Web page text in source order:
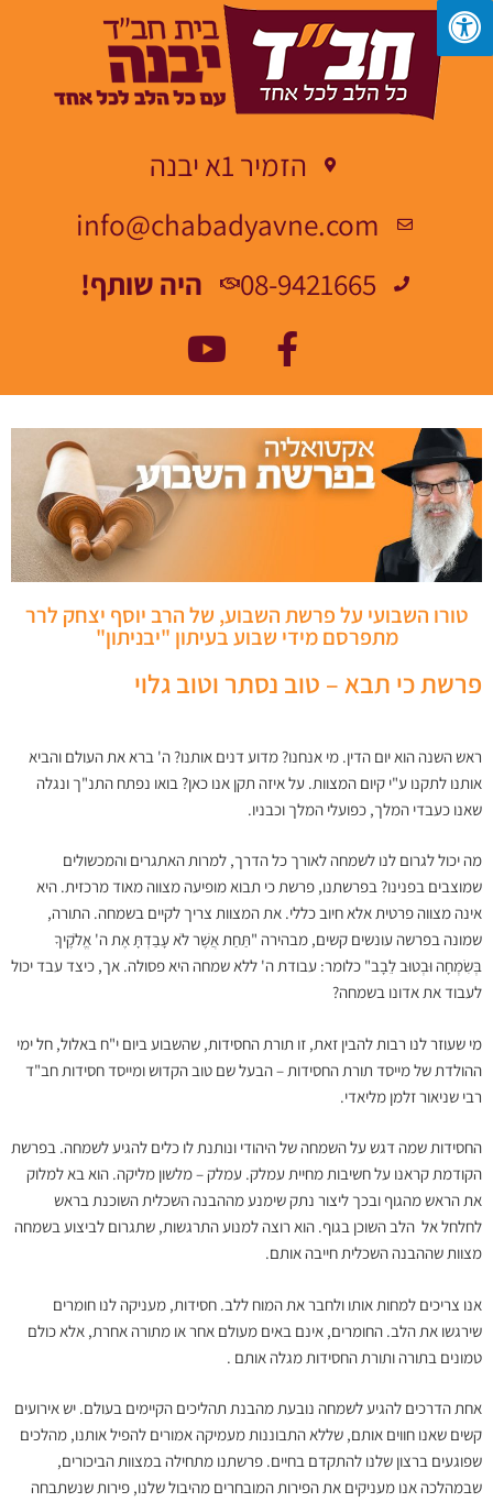
הזמיר 1א יבנה
info@chabadyavne.com
08-9421665
היה שותף!
טורו השבועי על פרשת השבוע, של הרב יוסף יצחק לרר
מתפרסם מידי שבוע בעיתון "יבניתון"
פרשת כי תבא – טוב נסתר וטוב גלוי
ראש השנה הוא יום הדין. מי אנחנו? מדוע דנים אותנו? ה' ברא את העולם והביא
אותנו לתקנו ע"י קיום המצוות. על איזה תקן אנו כאן? בואו נפתח התנ"ך ונגלה
שאנו כעבדי המלך, כפועלי המלך וכבניו.
מה יכול לגרום לנו לשמחה לאורך כל הדרך, למרות האתגרים והמכשולים
שמוצבים בפנינו? בפרשתנו, פרשת כי תבוא מופיעה מצווה מאוד מרכזית. היא
אינה מצווה פרטית אלא חיוב כללי. את המצוות צריך לקיים בשמחה. התורה,
שמונה בפרשה עונשים קשים, מבהירה "תַּחַת אֲשֶׁר לֹא עָבַדְתָּ אֶת ה' אֱלֹקֶיךָ
בְּשִׂמְחָה וּבְטוּב לֵבָב" כלומר: עבודת ה' ללא שמחה היא פסולה. אך, כיצד עבד יכול
לעבוד את אדונו בשמחה?
מי שעוזר לנו רבות להבין זאת, זו תורת החסידות, שהשבוע ביום י"ח באלול, חל ימי
ההולדת של מייסד תורת החסידות – הבעל שם טוב הקדוש ומייסד חסידות חב"ד
רבי שניאור זלמן מליאדי.
החסידות שמה דגש על השמחה של היהודי ונותנת לו כלים להגיע לשמחה. בפרשת
הקודמת קראנו על חשיבות מחיית עמלק. עמלק – מלשון מליקה. הוא בא למלוק
את הראש מהגוף ובכך ליצור נתק שימנע מההבנה השכלית השוכנת בראש
לחלחל אל הלב השוכן בגוף. הוא רוצה למנוע התרגשות, שתגרום לביצוע בשמחה
מצוות שההבנה השכלית חייבה אותם.
אנו צריכים למחות אותו ולחבר את המוח ללב. חסידות, מעניקה לנו חומרים
שירגשו את הלב. החומרים, אינם באים מעולם אחר או מתורה אחרת, אלא כולם
טמונים בתורה ותורת החסידות מגלה אותם .
אחת הדרכים להגיע לשמחה נובעת מהבנת תהליכים הקיימים בעולם. יש אירועים
קשים שאנו חווים אותם, שללא התבוננות מעמיקה אמורים להפיל אותנו, מהלכים
שפוגעים ברצון שלנו להתקדם בחיים. פרשתנו מתחילה במצוות הביכורים,
שבמהלכה אנו מעניקים את הפירות המובחרים מהיבול שלנו, פירות שנשתבחה